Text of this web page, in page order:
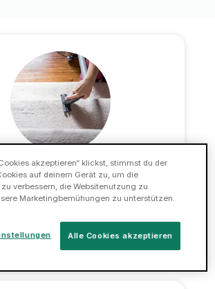
Teppichreinigung
Jetzt buchen
akzeptieren“ klickst, stimmst du der
auf deinem Gerät zu, um die
verbessern, die Websitenutzung zu
Marketingbemühungen zu unterstützen.
Alle Cookies akzeptieren